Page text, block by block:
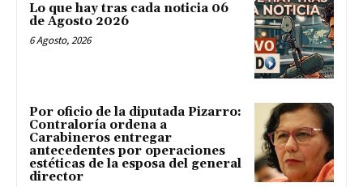
Lo que hay tras cada noticia 06
de Agosto 2026
6 Agosto, 2026
Por oficio de la diputada Pizarro:
Contraloría ordena a
Carabineros entregar
antecedentes por operaciones
estéticas de la esposa del general
director